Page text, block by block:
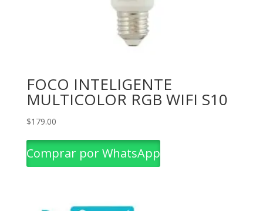
FOCO INTELIGENTE
MULTICOLOR RGB WIFI S10
$179.00
Comprar por WhatsApp